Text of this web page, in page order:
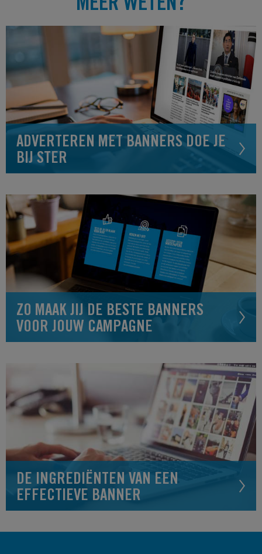
MEER WETEN?
ADVERTEREN MET BANNERS DOE JE
BIJ STER
ZO MAAK JIJ DE BESTE BANNERS
VOOR JOUW CAMPAGNE
DE INGREDIËNTEN VAN EEN
EFFECTIEVE BANNER